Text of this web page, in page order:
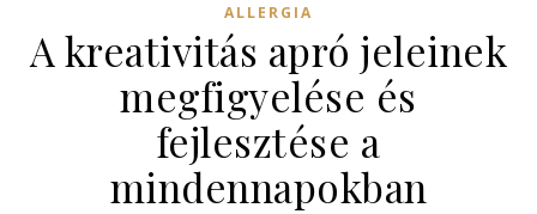
ALLERGIA
A kreativitás apró jeleinek
megfigyelése és
fejlesztése a
mindennapokban